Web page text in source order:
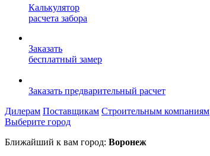
Калькулятор
расчета забора
Заказать
бесплатный замер
Заказать предварительный расчет
Дилерам Поставщикам Строительным компаниям
Выберите город
Ближайший к вам город: Воронеж